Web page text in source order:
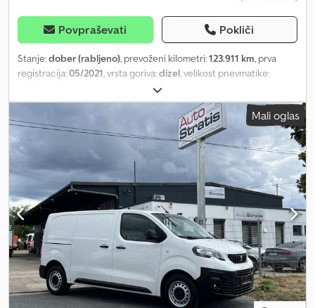
Povpraševati Pokliči
Stanje:dober (rabljeno), prevoženi kilometri:123.911 km, prva
registracija:05/2021, vrsta goriva:dizel, velikost pnevmatike:
4x2, medosna razdalja:
gorivo:dizel, barva:bela, voznikova kabina:dnevna kabina, vrsta
Euro 6, število sedežev:3,
skupna dolžina:5.500 mm, skupna širina:1.850 mm
, skupna višina:
1.900 mm
, dolžina tovornega prostora:2.600 mm, širina tovornega
1.580 mm, višina nakladalnega prostora: 1.300 mm, Leto
izdelave:
, Oprema:
ABS, Apple CarPlay, Bluetooth, centralno
zaklepanje, električno nastavljivo ogledalo, električno
upravljanje oken, greljenje sedeža, klimatska naprava, nadzor
oprijema, navigacijski sistem, parkirni grelec, spojka prikolice,
tempomat, = Dodatne možnosti in dodatna oprema = - Ogrevani
vzvratni ogledali - Brez - Usnje / tkanina - Ročno - Radio/kasetni
predvajalnik - Kamera za vzvratno vožnjo - Senzor za mrtvi kot -
Pregradna stena - Žarnica ksenon = Opombe = Število osi: 2,
konfiguracija: 4x2, priklop za prikolico, vrsta kabine: enojna kabina,
Mali oglas